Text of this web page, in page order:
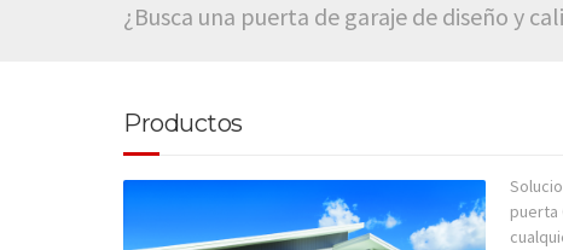
¿Busca una puerta de garaje de diseño y
Productos
puerta